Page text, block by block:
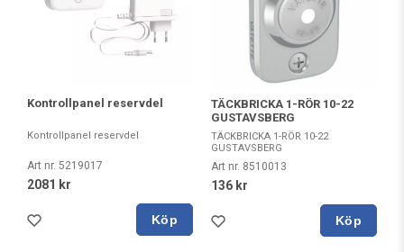
Kontrollpanel reservdel
Kontrollpanel reservdel
Art nr. 5219017
2081 kr
Köp
TÄCKBRICKA 1-RÖR 10-22
GUSTAVSBERG
TÄCKBRICKA 1-RÖR 10-22
GUSTAVSBERG
Art nr. 8510013
136 kr
Köp